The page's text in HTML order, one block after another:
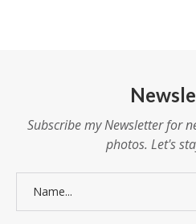
Subscribe my Newsletter for
photos. Let's